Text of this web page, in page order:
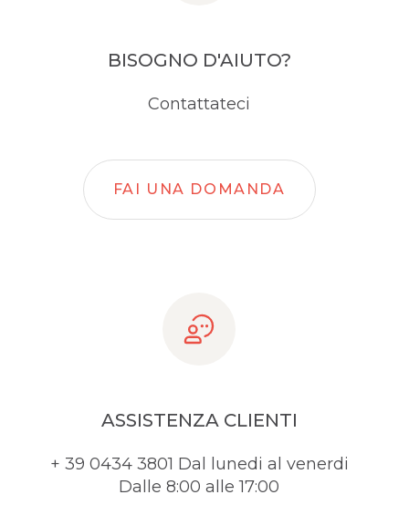
BISOGNO D'AIUTO?
Contattateci
FAI UNA DOMANDA
ASSISTENZA CLIENTI
+ 39 0434 3801 Dal lunedi al venerdi
Dalle 8:00 alle 17:00